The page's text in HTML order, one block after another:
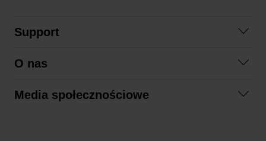
Support
Regulamin zakupów
O nas
Zrównoważony rozwój
Media społecznościowe